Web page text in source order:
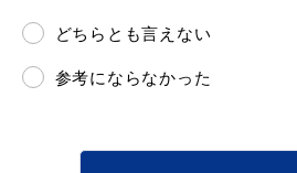
どちらとも言えない
参考にならなかった